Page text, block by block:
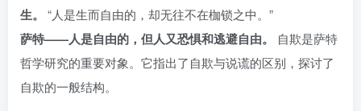
生。
“人是生而自由的，却无往不在枷锁之中。”
萨特——人是自由的，但人又恐惧和逃避自由。
自欺是萨特
哲学研究的重要对象。它指出了自欺与说谎的区别，探讨了
自欺的一般结构。